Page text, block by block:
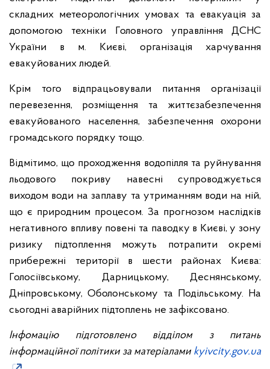
складних метеорологічних умовах та евакуація за
допомогою техніки Головного управління ДСНС
України в м. Києві, організація харчування
евакуйованих людей.
Крім того відпрацьовували питання організації
перевезення, розміщення та життєзабезпечення
евакуйованого населення, забезпечення охорони
громадського порядку тощо.
Відмітимо, що проходження водопілля та руйнування
льодового покриву навесні супроводжується
виходом води на заплаву та утриманням води на ній,
що є природним процесом. За прогнозом наслідків
негативного впливу повені та паводку в Києві, у зону
ризику підтоплення можуть потрапити окремі
прибережні території в шести районах Києва:
Голосіївському, Дарницькому, Деснянському,
Дніпровському, Оболонському та Подільському. На
сьогодні аварійних підтоплень не зафіксовано.
Інфомацію підготовлено відділом з питань
інформаційної політики за матеріалами kyivcity.gov.ua